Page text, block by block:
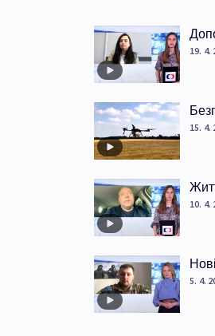
19. 4.
15. 4.
10. 4.
5. 4.